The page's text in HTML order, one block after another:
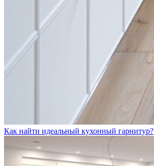
Как найти идеальный кухонный гарнитур?